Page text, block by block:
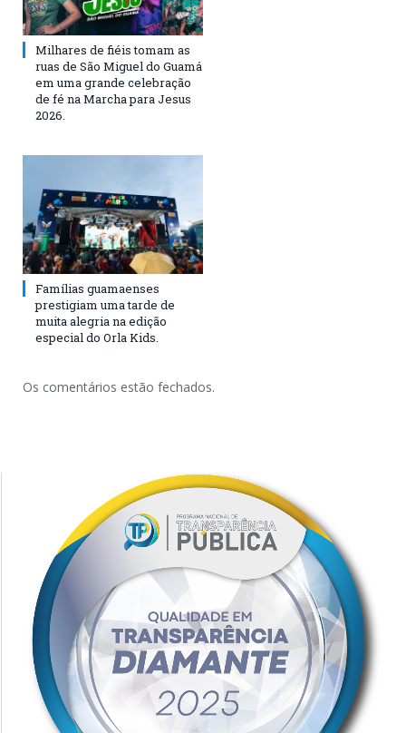
Milhares de fiéis tomam as
ruas de São Miguel do Guamá
em uma grande celebração
de fé na Marcha para Jesus
2026.
Famílias guamaenses
prestigiam uma tarde de
muita alegria na edição
especial do Orla Kids.
Os comentários estão fechados.